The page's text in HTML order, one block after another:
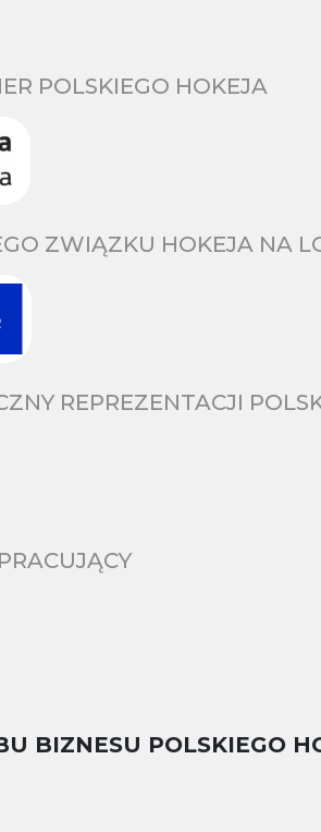
POLSKIEGO HOKEJA
ZWIĄZKU HOKEJA NA
REPREZENTACJI
BIZNESU POLSKIEGO